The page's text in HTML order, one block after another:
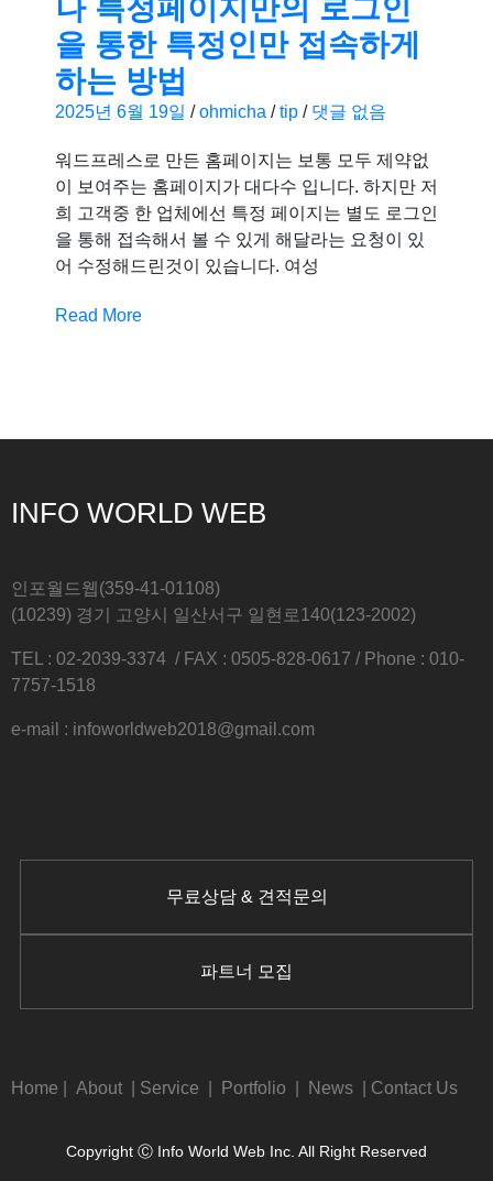
나 특정페이지만의 로그인
을 통한 특정인만 접속하게
하는 방법
2025년 6월 19일 / ohmicha / tip / 댓글 없음
워드프레스로 만든 홈페이지는 보통 모두 제약없
이 보여주는 홈페이지가 대다수 입니다. 하지만 저
희 고객중 한 업체에선 특정 페이지는 별도 로그인
을 통해 접속해서 볼 수 있게 해달라는 요청이 있
어 수정해드린것이 있습니다. 여성
Read More
INFO WORLD WEB
인포월드웹(359-41-01108)
(10239) 경기 고양시 일산서구 일현로140(123-2002)
TEL : 02-2039-3374 / FAX : 0505-828-0617 / Phone : 010-
7757-1518
e-mail : infoworldweb2018@gmail.com
무료상담 & 견적문의
파트너 모집
Home About Service Portfolio News Contact Us
Copyright Ⓒ Info World Web Inc. All Right Reserved